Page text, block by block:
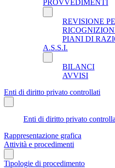
PROVVEDIMENTI
REVISIONE
PIANI DI
A.S.S.I.
BILANCI
AVVISI
Enti di diritto privato controllati
Enti di diritto privato
Rappresentazione grafica
Attività e procedimenti
Tipologie di procedimento